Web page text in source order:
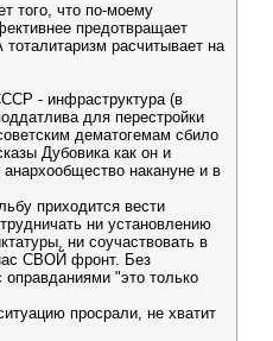
того, что по-моему
предотвращает
расчитывает на
- инфраструктура (в
для перестройки
дематогемам сбило
Дубовика как он и
накануне и в
приходится вести
ни установлению
ни соучаствовать в
СВОЙ фронт. Без
"это только
просрали, не хватит